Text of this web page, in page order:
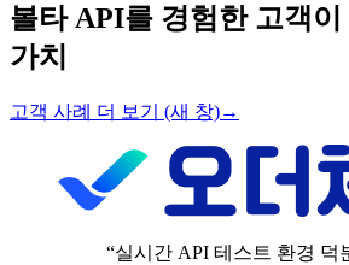
볼타 API를 경험한 고객이
가치
고객 사례 더 보기 (새 창)→
“실시간 API 테스트 환경 덕